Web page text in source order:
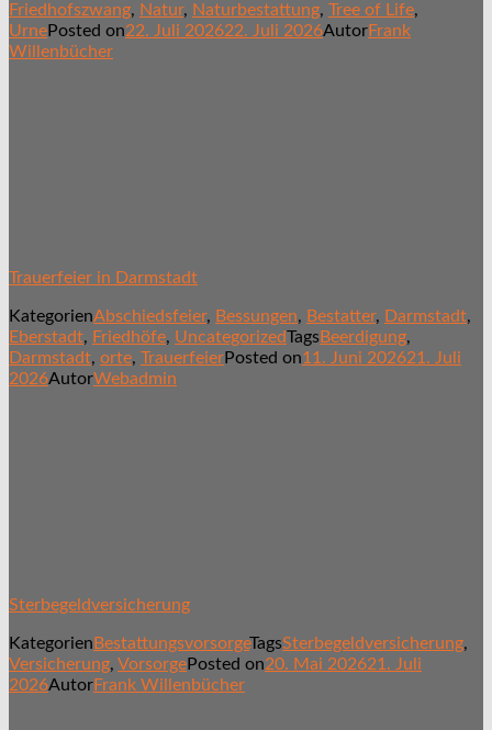
Friedhofszwang, Natur, Naturbestattung, Tree of Life,
UrnePosted on22. Juli 202622. Juli 2026AutorFrank
Willenbücher
Trauerfeier in Darmstadt
KategorienAbschiedsfeier, Bessungen, Bestatter, Darmstadt,
Eberstadt, Friedhöfe, UncategorizedTagsBeerdigung,
Darmstadt, orte, TrauerfeierPosted on11. Juni 202621. Juli
2026AutorWebadmin
Sterbegeldversicherung
Kategorien BestattungsvorsorgeTagsSterbegeldversicherung,
Versicherung, VorsorgePosted on20. Mai 202621. Juli
2026AutorFrank Willenbücher